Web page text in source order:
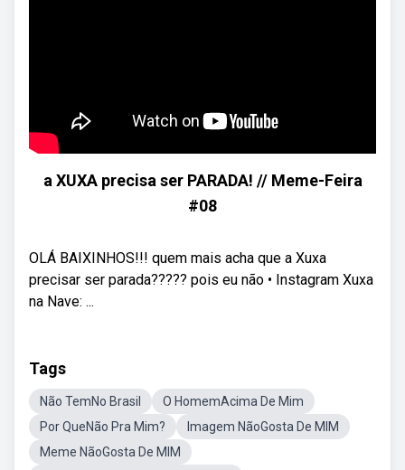
a XUXA precisa ser PARADA! // Meme-Feira
#08
OLÁ BAIXINHOS!!! quem mais acha que a Xuxa
precisar ser parada????? pois eu não • Instagram Xuxa
na Nave: ...
Tags
Não TemNo Brasil
O HomemAcima De Mim
Por QueNão Pra Mim?
Imagem NãoGosta De MIM
Meme NãoGosta De MIM